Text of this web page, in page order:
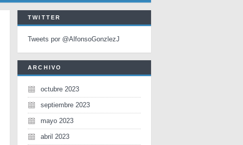
TWITTER
Tweets por @AlfonsoGonzlezJ
ARCHIVO
octubre 2023
septiembre 2023
mayo 2023
abril 2023